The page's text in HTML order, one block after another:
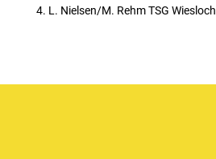
4. L. Nielsen/M. Rehm TSG Wiesloch